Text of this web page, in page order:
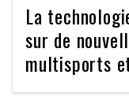
La
sur de
multisports